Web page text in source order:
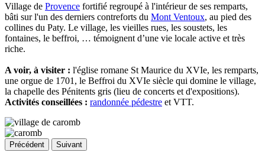
Village de Provence fortifié regroupé à l'intérieur de ses remparts,
bâti sur l'un des derniers contreforts du Mont Ventoux, au pied des
collines du Paty. Le village, les vieilles rues, les soustets, les
fontaines, le beffroi, … témoignent d’une vie locale active et très
riche.
A voir, à visiter : l'église romane St Maurice du XVIe, les remparts,
une orgue de 1701, le Beffroi du XVIe siècle qui domine le village,
la chapelle des Pénitents gris (lieu de concerts et d'expositions).
Activités conseillées : randonnée pédestre et VTT.
Précédent Suivant